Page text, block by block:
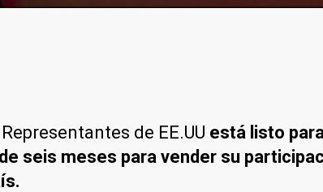
de EE.UU está listo
seis meses para vender su